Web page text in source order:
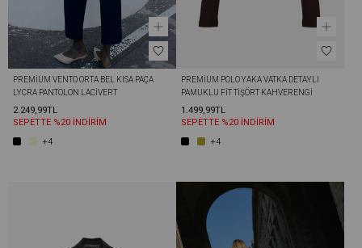
PREMIUM VENTO ORTA BEL KISA PAÇA
LYCRA PANTOLON LACIVERT
2.249,99TL
SEPETTE %20 İNDİRİM
+4
PREMIUM POLO YAKA VATKA DETAYLI
PAMUKLU FIT TIŞÖRT KAHVERENGI
1.499,99TL
SEPETTE %20 İNDİRİM
+4